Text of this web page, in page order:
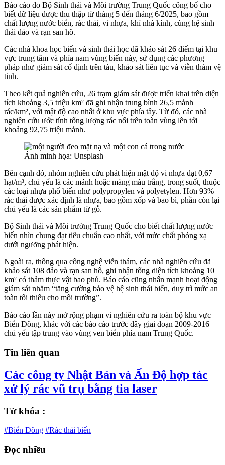
Báo cáo do Bộ Sinh thái và Môi trường Trung Quốc công bố cho
biết dữ liệu được thu thập từ tháng 5 đến tháng 6/2025, bao gồm
chất lượng nước biển, rác thải, vi nhựa, khí nhà kính, cùng hệ sinh
thái đảo và rạn san hô.
Các nhà khoa học biển và sinh thái học đã khảo sát 26 điểm tại khu
vực trung tâm và phía nam vùng biển này, sử dụng các phương
pháp như giám sát cố định trên tàu, khảo sát liên tục và viễn thám vệ
tinh.
Theo kết quả nghiên cứu, 26 trạm giám sát được triển khai trên diện
tích khoảng 3,5 triệu km² đã ghi nhận trung bình 26,5 mảnh
rác/km², với mật độ cao nhất ở khu vực phía tây. Từ đó, các nhà
nghiên cứu ước tính tổng lượng rác nổi trên toàn vùng lên tới
khoảng 92,75 triệu mảnh.
Ảnh minh họa: Unsplash
Bên cạnh đó, nhóm nghiên cứu phát hiện mật độ vi nhựa đạt 0,67
hạt/m³, chủ yếu là các mảnh hoặc màng màu trắng, trong suốt, thuộc
các loại nhựa phổ biến như polypropylen và polyetylen. Hơn 93%
rác thải được xác định là nhựa, bao gồm xốp và bao bì, phần còn lại
chủ yếu là các sản phẩm từ gỗ.
Bộ Sinh thái và Môi trường Trung Quốc cho biết chất lượng nước
biển nhìn chung đạt tiêu chuẩn cao nhất, với mức chất phóng xạ
dưới ngưỡng phát hiện.
Ngoài ra, thông qua công nghệ viễn thám, các nhà nghiên cứu đã
khảo sát 108 đảo và rạn san hô, ghi nhận tổng diện tích khoảng 10
km² có thảm thực vật bao phủ. Báo cáo cũng nhấn mạnh hoạt động
giám sát nhằm “tăng cường bảo vệ hệ sinh thái biển, duy trì mức an
toàn tối thiểu cho môi trường”.
Báo cáo lần này mở rộng phạm vi nghiên cứu ra toàn bộ khu vực
Biển Đông, khác với các báo cáo trước đây giai đoạn 2009-2016
chủ yếu tập trung vào vùng ven biển phía nam Trung Quốc.
Tin liên quan
Các công ty Nhật Bản và Ấn Độ hợp tác
xử lý rác vũ trụ bằng tia laser
Từ khóa :
#Biển Đông #Rác thải biển
Đọc nhiều